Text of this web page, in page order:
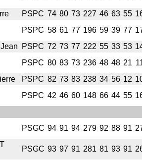
PSPC 74 80 73 227 46 63 55
PSPC 58 61 77 196 59 39 77
PSPC 72 73 77 222 55 33 53
PSPC 80 83 73 236 48 48 21
PSPC 82 73 83 238 34 56 12
PSPC 42 46 60 148 66 44 55
PSGC 94 91 94 279 92 88 91
PSGC 93 97 91 281 81 93 91